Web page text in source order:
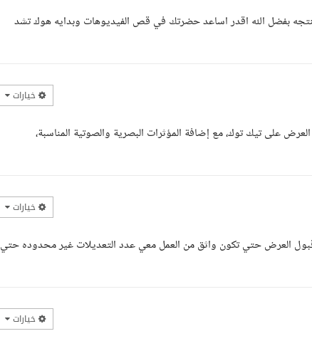
بفضل الله اقدر اساعد حضرتك في قص الفيديوهات وبدايه هوك تشد
خيارات
على تيك توك، مع إضافة المؤثرات البصرية والصوتية المناسبة،
خيارات
العرض حتي تكون واثق من العمل معي عدد التعديلات غير محدوده حتي
خيارات